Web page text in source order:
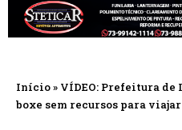
Início» VÍDEO: Prefeitura de
boxe sem recursos para